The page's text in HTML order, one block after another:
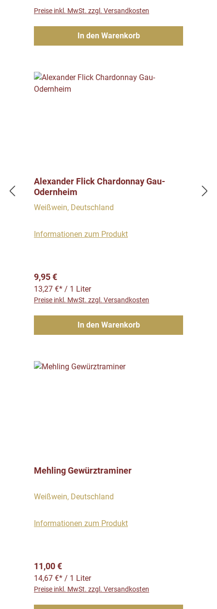
Preise inkl. MwSt. zzgl. Versandkosten
In den Warenkorb
Alexander Flick Chardonnay Gau-
Odernheim
Weißwein, Deutschland
Informationen zum Produkt
Regulärer Preis:
9,95 €
13,27 €* / 1 Liter
Preise inkl. MwSt. zzgl. Versandkosten
In den Warenkorb
Mehling Gewürztraminer
Weißwein, Deutschland
Informationen zum Produkt
Regulärer Preis:
11,00 €
14,67 €* / 1 Liter
Preise inkl. MwSt. zzgl. Versandkosten